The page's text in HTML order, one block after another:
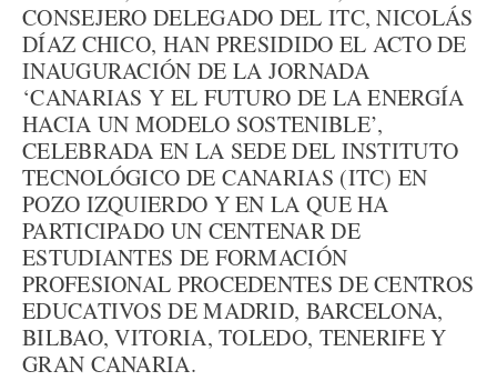
CONSEJERO DELEGADO DEL ITC, NICOLÁS
DÍAZ CHICO, HAN PRESIDIDO EL ACTO DE
INAUGURACIÓN DE LA JORNADA
‘CANARIAS Y EL FUTURO DE LA ENERGÍA
HACIA UN MODELO SOSTENIBLE’,
CELEBRADA EN LA SEDE DEL INSTITUTO
TECNOLÓGICO DE CANARIAS (ITC) EN
POZO IZQUIERDO Y EN LA QUE HA
PARTICIPADO UN CENTENAR DE
ESTUDIANTES DE FORMACIÓN
PROFESIONAL PROCEDENTES DE CENTROS
EDUCATIVOS DE MADRID, BARCELONA,
BILBAO, VITORIA, TOLEDO, TENERIFE Y
GRAN CANARIA.